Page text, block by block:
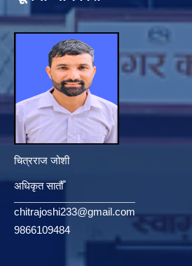
चित्रराज जोशी
अधिकृत सातौँ
chitrajoshi233@gmail.com
9866109484